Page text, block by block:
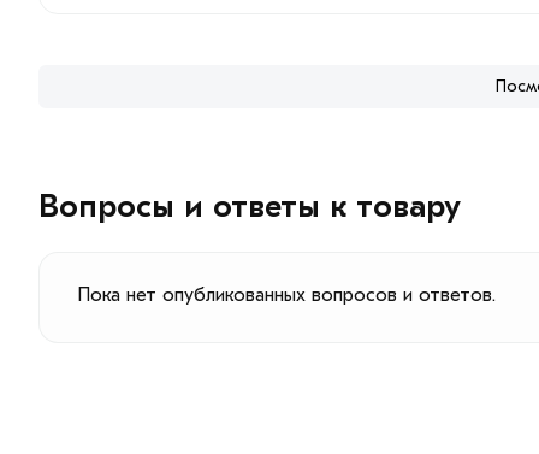
Вопросы и ответы к товару
Пока нет опубликованных вопросов и ответов.